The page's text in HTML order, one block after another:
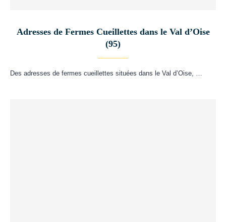
Adresses de Fermes Cueillettes dans le Val d’Oise
(95)
Des adresses de fermes cueillettes situées dans le Val d’Oise, …